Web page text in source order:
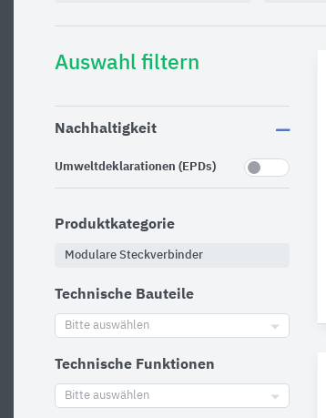
Auswahl filtern
Nachhaltigkeit
Umweltdeklarationen (EPDs)
Produktkategorie
Modulare Steckverbinder
Technische Bauteile
Bitte auswählen
Technische Funktionen
Bitte auswählen